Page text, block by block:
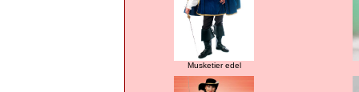
Musketier edel